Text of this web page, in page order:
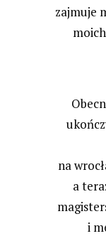
zajmuje
na
a
i